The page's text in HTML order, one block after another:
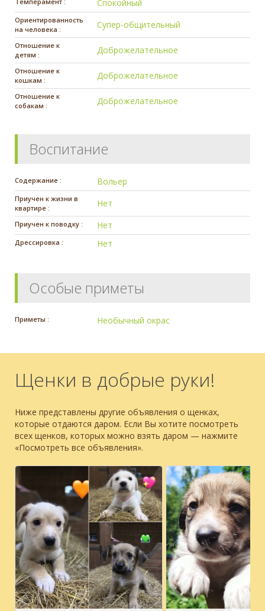
Спокойный
Ориентированность
на человека :
Супер-общительный
Отношение к
детям :
Доброжелательное
Отношение к
кошкам :
Доброжелательное
Отношение к
собакам :
Доброжелательное
Воспитание
Содержание : Вольер
Приучен к жизни в
квартире :
Нет
Приучен к поводку : Нет
Дрессировка : Нет
Особые приметы
Приметы : Необычный окрас
Щенки в добрые руки!
Ниже представлены другие объявления о щенках,
которые отдаются даром. Если Вы хотите посмотреть
всех щенков, которых можно взять даром — нажмите
«Посмотреть все объявления».